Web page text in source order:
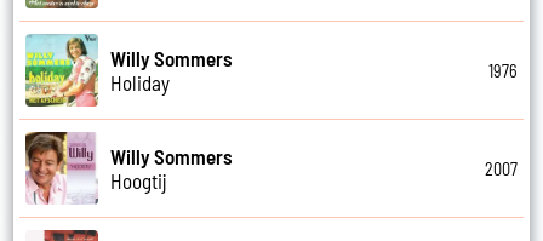
Willy Sommers
Holiday
1976
Willy Sommers
Hoogtij
2007